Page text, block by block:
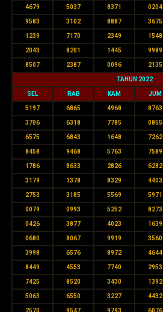
4679 5037 8371 0204
9583 3102 8887 3675
1239 7170 2349 1548
2043 8201 1445 9989
8507 2387 0096 2135
TAHUN 2022
SEL RAB KAM JUM
5197 6865 4968 8763
3706 6318 7785 0855
6575 6843 1648 7262
8458 9468 5763 7589
1786 8633 2826 6282
3179 1378 8329 4403
2753 3185 5569 5971
0079 0993 5252 8273
0426 3877 4023 1639
0680 8067 9919 3560
3998 6576 8972 4644
8449 4553 7740 2953
7425 8520 3430 1392
5063 6550 3227 4432
2570 9547 9793 6076